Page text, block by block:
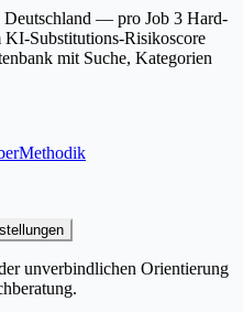
— pro Job 3 Hard-
Substitutions-Risikoscore
mit Suche, Kategorien
Methodik
unverbindlichen Orientierung